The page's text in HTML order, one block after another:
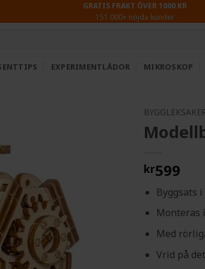
GRATIS FRAKT ÖVER 1000 KR
151.000+ nöjda kunder
EXPERIMENTLÅDOR MIKROSKOP
kr599
Byggsats
Monteras
Med
Vrid på